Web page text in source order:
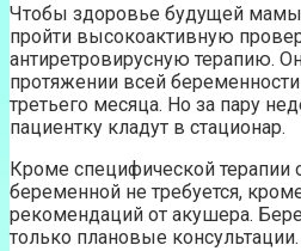
Чтобы здоровье будущей
пройти высокоактивную
антиретровирусную терапию.
протяжении всей
третьего месяца. Но за пару
пациентку кладут в стационар.
Кроме специфической терапии
беременной не требуется,
рекомендаций от акушера.
только плановые консультации.